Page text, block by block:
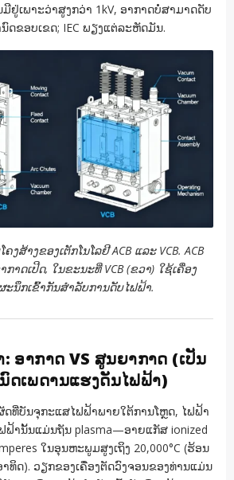
ຢູ່ເພາະວ່າສູງກວ່າ 1kV, ອາກາດບໍ່ສາມາດດັບ
ດຂອບເຂດ; IEC ພຽງແຕ່ລະຫັດມັນ.
ສ້າງຂອງເຕັກໂນໂລຢີ ACB ແລະ VCB. ACB
າດເປີດ, ໃນຂະນະທີ່ VCB (ຂວາ) ໃຊ້ເຄື່ອງ
ນຶກເຂົ້າກັນສໍາລັບການດັບໄຟຟ້າ.
ອາກາດ VS ສູນຍາກາດ (ເປັນ
ດເພດານແຮງດັນໄຟຟ້າ)
ທີ່ບັນຈຸກະແສໄຟຟ້າພາຍໃຕ້ການໂຫຼດ, ໄຟຟ້າ
ຟ້ານັ້ນແມ່ນຖັນ plasma—ອາຍແກັສ ionized
ໃນອຸນຫະພູມສູງເຖິງ 20,000°C (ຮ້ອນ
ທິດ). ວຽກຂອງເຄື່ອງຕັດວົງຈອນຂອງທ່ານແມ່ນ